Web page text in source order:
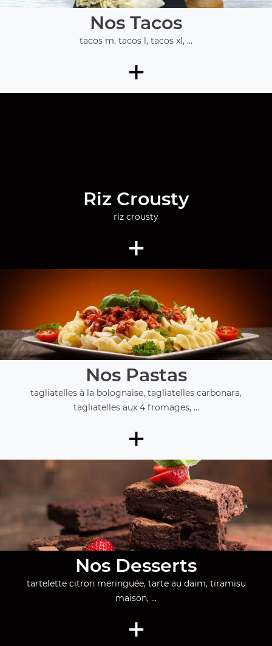
Nos Tacos
tacos m, tacos l, tacos xl, ...
+
Riz Crousty
riz crousty
+
Nos Pastas
tagliatelles à la bolognaise, tagliatelles carbonara,
tagliatelles aux 4 fromages, ...
+
Nos Desserts
tartelette citron meringuée, tarte au daim, tiramisu
maison, ...
+